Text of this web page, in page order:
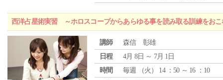
西洋占星術実習 ～ホロスコープからあらゆる事を読み取る訓練をおこ
講師
森信 彰雄
日程
4月 8日 ～ 7月 1日
時間
毎週 （火 ） 14 ：50 ～ 16 ：10